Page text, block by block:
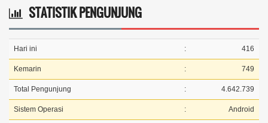
STATISTIK PENGUNJUNG
Hari ini : 416
Kemarin : 749
Total Pengunjung : 4.642.739
Sistem Operasi : Android